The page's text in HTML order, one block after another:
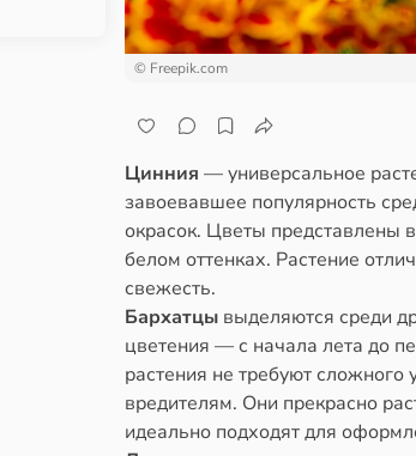
© Freepik.com
Цинния — универсальное
завоевавшее популярность
окрасок. Цветы представлены
белом оттенках. Растение
свежесть.
Бархатцы выделяются среди
цветения — с начала лета до
растения не требуют
вредителям. Они прекрасно
идеально подходят для